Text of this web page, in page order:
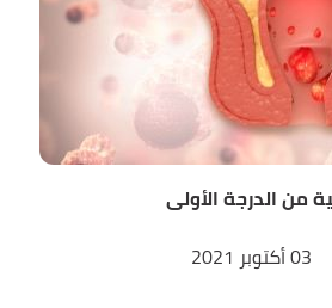
من الدرجة الأولى
03 أكتوبر 2021